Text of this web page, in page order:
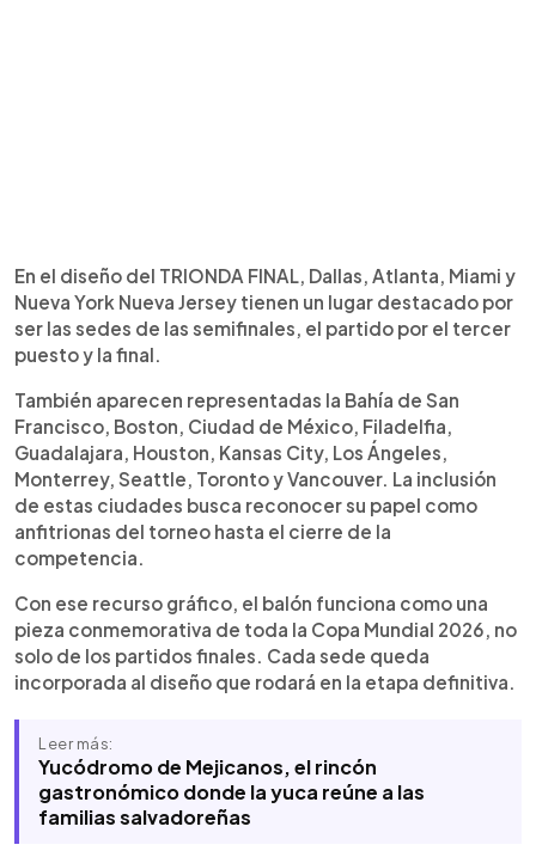
En el diseño del TRIONDA FINAL, Dallas, Atlanta, Miami y
Nueva York Nueva Jersey tienen un lugar destacado por
ser las sedes de las semifinales, el partido por el tercer
puesto y la final.
También aparecen representadas la Bahía de San
Francisco, Boston, Ciudad de México, Filadelfia,
Guadalajara, Houston, Kansas City, Los Ángeles,
Monterrey, Seattle, Toronto y Vancouver. La inclusión
de estas ciudades busca reconocer su papel como
anfitrionas del torneo hasta el cierre de la
competencia.
Con ese recurso gráfico, el balón funciona como una
pieza conmemorativa de toda la Copa Mundial 2026, no
solo de los partidos finales. Cada sede queda
incorporada al diseño que rodará en la etapa definitiva.
Leer más:
Yucódromo de Mejicanos, el rincón
gastronómico donde la yuca reúne a las
familias salvadoreñas